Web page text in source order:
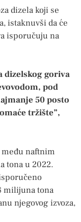
dizela koji se
istaknuvši da će
isporučuju na
dizelskog goriva
pod
50 posto
tržište”,
naftnim
tona u 2022.
milijuna tona
njegovog izvoza,